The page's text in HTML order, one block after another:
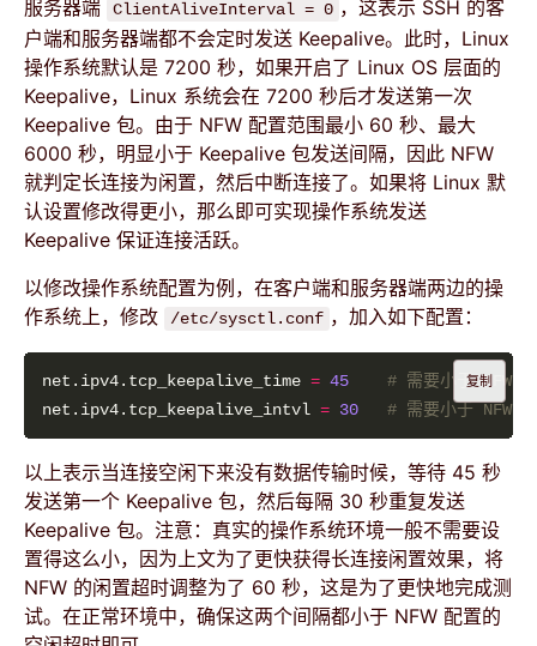
服务器端
ClientAliveInterval = 0 ，这表示 SSH 的客
户端和服务器端都不会定时发送 Keepalive。此时，Linux
操作系统默认是 7200 秒，如果开启了 Linux OS 层面的
Keepalive，Linux 系统会在 7200 秒后才发送第一次
Keepalive 包。由于 NFW 配置范围最小 60 秒、最大
6000 秒，明显小于 Keepalive 包发送间隔，因此 NFW
就判定长连接为闲置，然后中断连接了。如果将 Linux 默
认设置修改得更小，那么即可实现操作系统发送
Keepalive 保证连接活跃。
以修改操作系统配置为例，在客户端和服务器端两边的操
作系统上，修改
/etc/sysctl.conf ，加入如下配置：
net.ipv4.tcp_keepalive_time = 45
# 需要小于 NFW
net.ipv4.tcp_keepalive_intvl = 30 # 需要小于 NFW
复制
以上表示当连接空闲下来没有数据传输时候，等待 45 秒
发送第一个 Keepalive 包，然后每隔 30 秒重复发送
Keepalive 包。注意：真实的操作系统环境一般不需要设
置得这么小，因为上文为了更快获得长连接闲置效果，将
NFW 的闲置超时调整为了 60 秒，这是为了更快地完成测
试。在正常环境中，确保这两个间隔都小于 NFW 配置的